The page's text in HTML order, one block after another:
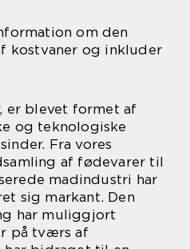
om den
kostvaner og inkluder
er blevet formet af
og teknologiske
Fra vores
af fødevarer til
madindustri har
sig markant. Den
har muliggjort
på tværs af